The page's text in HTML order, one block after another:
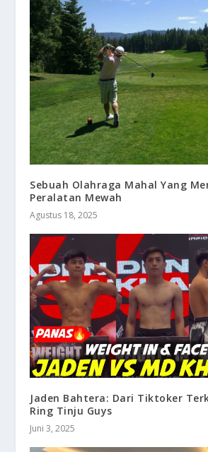
Sebuah Olahraga Mahal Yang
Peralatan Mewah
Agustus 18, 2025
Jaden Bahtera: Dari Tiktoker
Ring Tinju Guys
Juni 3, 2025